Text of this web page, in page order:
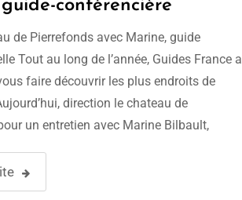
conférencière
de Pierrefonds avec Marine, guide
Tout au long de l’année, Guides France a
faire découvrir les plus endroits de
direction le chateau de
un entretien avec Marine Bilbault,
votre parcours et les raisons qui vous